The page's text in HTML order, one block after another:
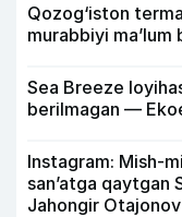
Qozog‘iston
murabbiyi ma’lum
Sea Breeze
berilmagan —
Instagram: Mish-
san’atga qaytgan
Jahongir Otajonov